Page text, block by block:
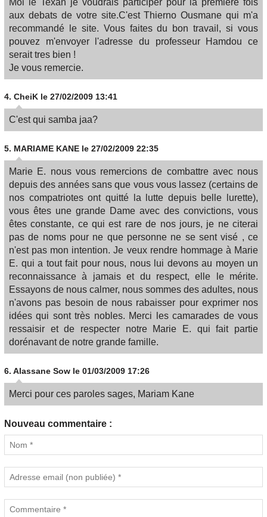
Moi le Texan je voudrais participer pour la premiere fois
aux debats de votre site.C'est Thierno Ousmane qui m'a
recommandé le site. Vous faites du bon travail, si vous
pouvez m'envoyer l'adresse du professeur Hamdou ce
serait tres bien !
Je vous remercie.
4. CheiK le 27/02/2009 13:41
C'est qui samba jaa?
5. MARIAME KANE le 27/02/2009 22:35
Marie E. nous vous remercions de combattre avec nous
depuis des années sans que vous vous lassez (certains de
nos compatriotes ont quitté la lutte depuis belle lurette),
vous êtes une grande Dame avec des convictions, vous
êtes constante, ce qui est rare de nos jours, je ne citerai
pas de noms pour ne que personne ne se sent visé , ce
n'est pas mon intention. Je veux rendre hommage à Marie
E. qui a tout fait pour nous, nous lui devons au moyen un
reconnaissance à jamais et du respect, elle le mérite.
Essayons de nous calmer, nous sommes des adultes, nous
n'avons pas besoin de nous rabaisser pour exprimer nos
idées qui sont très nobles. Merci les camarades de vous
ressaisir et de respecter notre Marie E. qui fait partie
dorénavant de notre grande famille.
6. Alassane Sow le 01/03/2009 17:26
Merci pour ces paroles sages, Mariam Kane
Nouveau commentaire :